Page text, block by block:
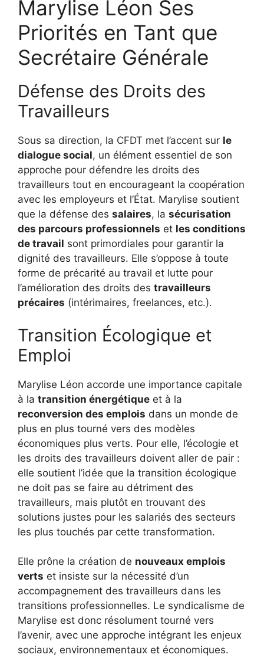
Marylise Léon Ses
Priorités en Tant que
Secrétaire Générale
Défense des Droits des
Travailleurs
Sous sa direction, la CFDT met l’accent sur le
dialogue social, un élément essentiel de son
approche pour défendre les droits des
travailleurs tout en encourageant la coopération
avec les employeurs et l’État. Marylise soutient
que la défense des salaires, la sécurisation
des parcours professionnels et les conditions
de travail sont primordiales pour garantir la
dignité des travailleurs. Elle s’oppose à toute
forme de précarité au travail et lutte pour
l’amélioration des droits des travailleurs
précaires (intérimaires, freelances, etc.).
Transition Écologique et
Emploi
Marylise Léon accorde une importance capitale
à la transition énergétique et à la
reconversion des emplois dans un monde de
plus en plus tourné vers des modèles
économiques plus verts. Pour elle, l’écologie et
les droits des travailleurs doivent aller de pair :
elle soutient l’idée que la transition écologique
ne doit pas se faire au détriment des
travailleurs, mais plutôt en trouvant des
solutions justes pour les salariés des secteurs
les plus touchés par cette transformation.
Elle prône la création de nouveaux emplois
verts et insiste sur la nécessité d’un
accompagnement des travailleurs dans les
transitions professionnelles. Le syndicalisme de
Marylise est donc résolument tourné vers
l’avenir, avec une approche intégrant les enjeux
sociaux, environnementaux et économiques.